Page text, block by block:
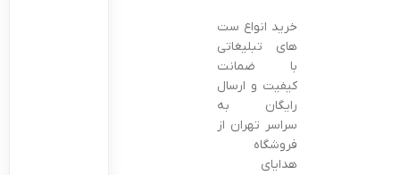
خرید انواع ست
های تبلیغاتی
با ضمانت
کیفیت و ارسال
رایگان به
سراسر تهران از
فروشگاه
هدایای